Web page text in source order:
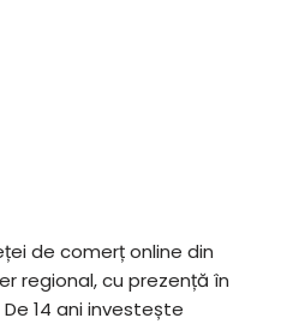
de comerț online din
regional, cu prezență în
De 14 ani investește